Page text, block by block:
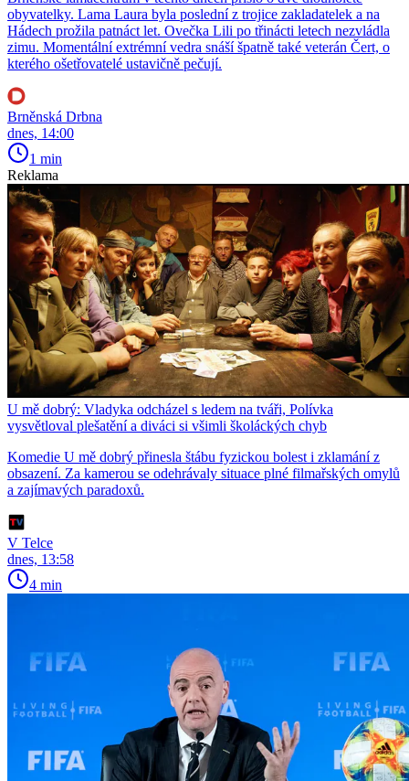
obyvatelky. Lama Laura byla poslední z trojice zakladatelek a na
Hádech prožila patnáct let. Ovečka Lili po třinácti letech nezvládla
zimu. Momentální extrémní vedra snáší špatně také veterán Čert, o
kterého ošetřovatelé ustavičně pečují.
Brněnská Drbna
dnes, 14:00
1 min
Reklama
U mě dobrý: Vladyka odcházel s ledem na tváři, Polívka
vysvětloval plešatění a diváci si všimli školáckých chyb
Komedie U mě dobrý přinesla štábu fyzickou bolest i zklamání z
obsazení. Za kamerou se odehrávaly situace plné filmařských omylů
a zajímavých paradoxů.
V Telce
dnes, 13:58
4 min